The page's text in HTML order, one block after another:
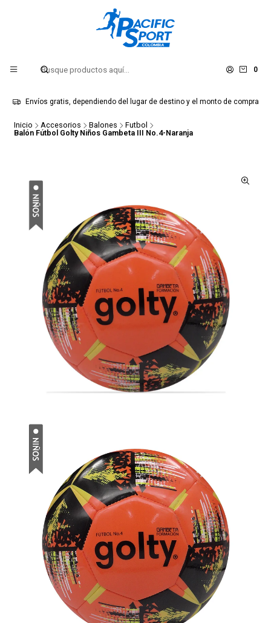
0
Envíos gratis, dependiendo del lugar de destino y el monto de compra
Inicio Accesorios Balones
Futbol
Balón Fútbol Golty Niños Gambeta III No.4-Naranja